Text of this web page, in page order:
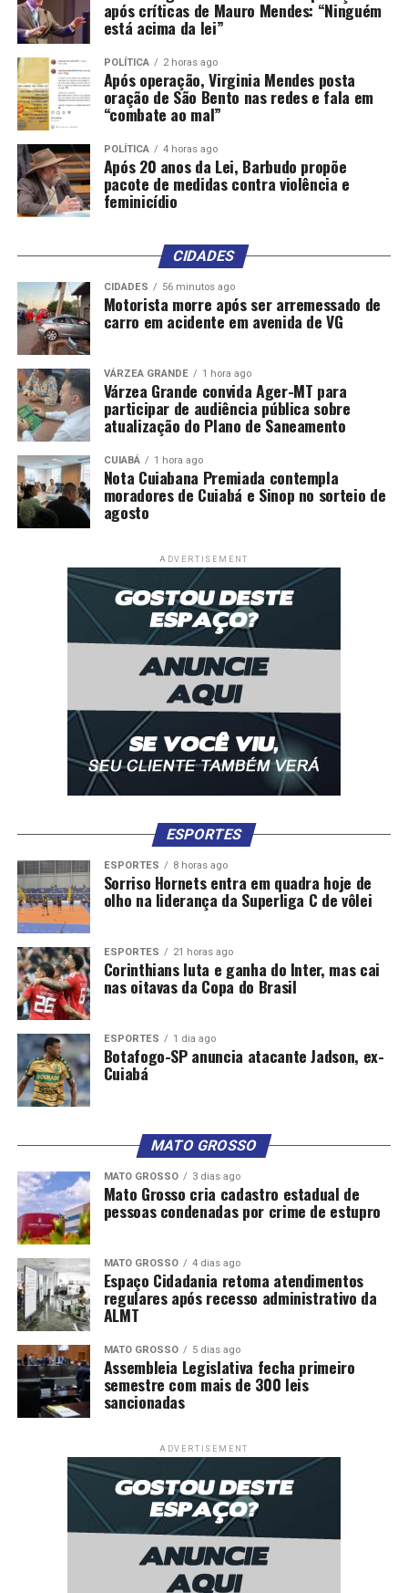
após críticas de Mauro Mendes: “Ninguém
está acima da lei”
POLÍTICA 2 horas ago
Após operação, Virginia Mendes posta
oração de São Bento nas redes e fala em
“combate ao mal”
POLÍTICA 4 horas ago
Após 20 anos da Lei, Barbudo propõe
pacote de medidas contra violência e
feminicídio
CIDADES
CIDADES 56 minutos ago
Motorista morre após ser arremessado de
carro em acidente em avenida de VG
VÁRZEA GRANDE 1 hora ago
Várzea Grande convida Ager-MT para
participar de audiência pública sobre
atualização do Plano de Saneamento
CUIABÁ 1 hora ago
Nota Cuiabana Premiada contempla
moradores de Cuiabá e Sinop no sorteio de
agosto
ADVERTISEMENT
ESPORTES
ESPORTES 8 horas ago
Sorriso Hornets entra em quadra hoje de
olho na liderança da Superliga C de vôlei
ESPORTES 21 horas ago
Corinthians luta e ganha do Inter, mas cai
nas oitavas da Copa do Brasil
ESPORTES 1 dia ago
Botafogo-SP anuncia atacante Jadson, ex-
Cuiabá
MATO GROSSO
MATO GROSSO 3 dias ago
Mato Grosso cria cadastro estadual de
pessoas condenadas por crime de estupro
MATO GROSSO 4 dias ago
Espaço Cidadania retoma atendimentos
regulares após recesso administrativo da
ALMT
MATO GROSSO 5 dias ago
Assembleia Legislativa fecha primeiro
semestre com mais de 300 leis
sancionadas
ADVERTISEMENT